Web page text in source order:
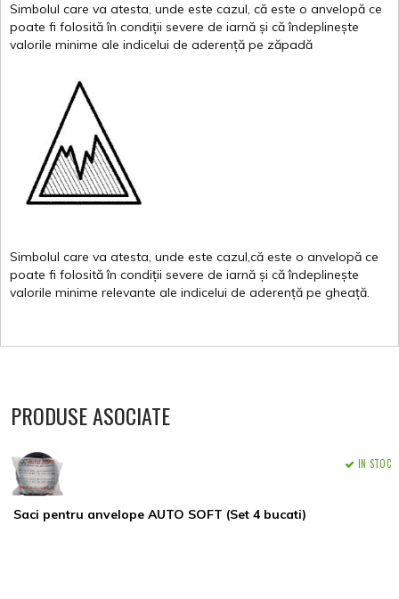
Simbolul care va atesta, unde este cazul, că este o anvelopă ce
poate fi folosită în condiții severe de iarnă și că îndeplinește
valorile minime ale indicelui de aderență pe zăpadă
Simbolul care va atesta, unde este cazul,că este o anvelopă ce
poate fi folosită în condiții severe de iarnă și că îndeplinește
valorile minime relevante ale indicelui de aderență pe gheață.
PRODUSE ASOCIATE
Saci pentru anvelope AUTO SOFT (Set 4 bucati)
IN STOC